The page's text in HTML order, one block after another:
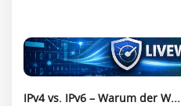
IPv4 vs. IPv6 – Warum der W...